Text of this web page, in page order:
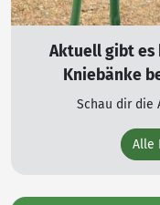
Aktuell gibt es
Kniebänke
Schau dir die
Alle